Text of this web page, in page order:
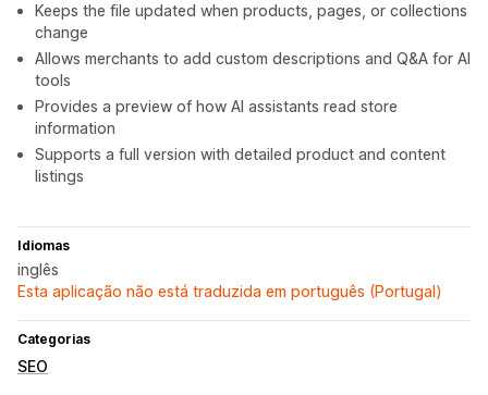
Keeps the file updated when products, pages, or collections
change
Allows merchants to add custom descriptions and Q&A for AI
tools
Provides a preview of how AI assistants read store
information
Supports a full version with detailed product and content
listings
Idiomas
inglês
Esta aplicação não está traduzida em português (Portugal)
Categorias
SEO